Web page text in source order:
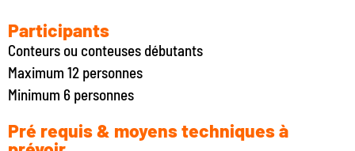
Participants
Conteurs ou conteuses débutants
Maximum 12 personnes
Minimum 6 personnes
Pré requis & moyens techniques à